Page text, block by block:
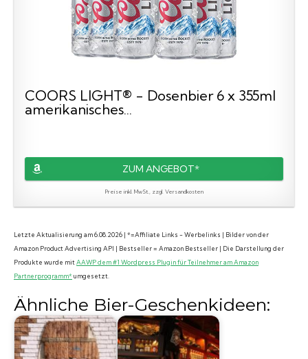
COORS LIGHT® - Dosenbier 6 x 355ml
amerikanisches...
ZUM ANGEBOT*
Preise inkl. MwSt., zzgl. Versandkosten
Letzte Aktualisierung am 6.08.2026 | *=Affiliate Links - Werbelinks | Bilder von der
Amazon Product Advertising API | Bestseller = Amazon Bestseller | Die Darstellung der
Produkte wurde mitAAWP dem #1 Wordpress Plugin für Teilnehmer am Amazon
Partnerprogramm* umgesetzt.
Ähnliche Bier-Geschenkideen: